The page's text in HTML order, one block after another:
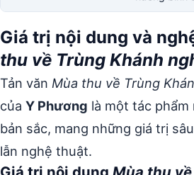
Giá trị nội dung và
thu về Trùng Khánh
Tản văn Mùa thu về Trùng
của Y Phương là một tác phẩm
bản sắc, mang những giá trị
lẫn nghệ thuật.